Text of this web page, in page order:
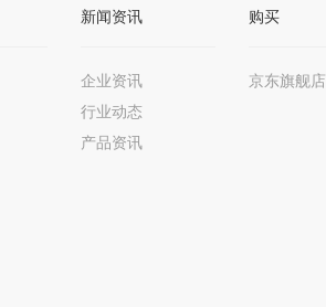
新闻资讯
企业资讯
行业动态
产品资讯
购买
京东旗舰店